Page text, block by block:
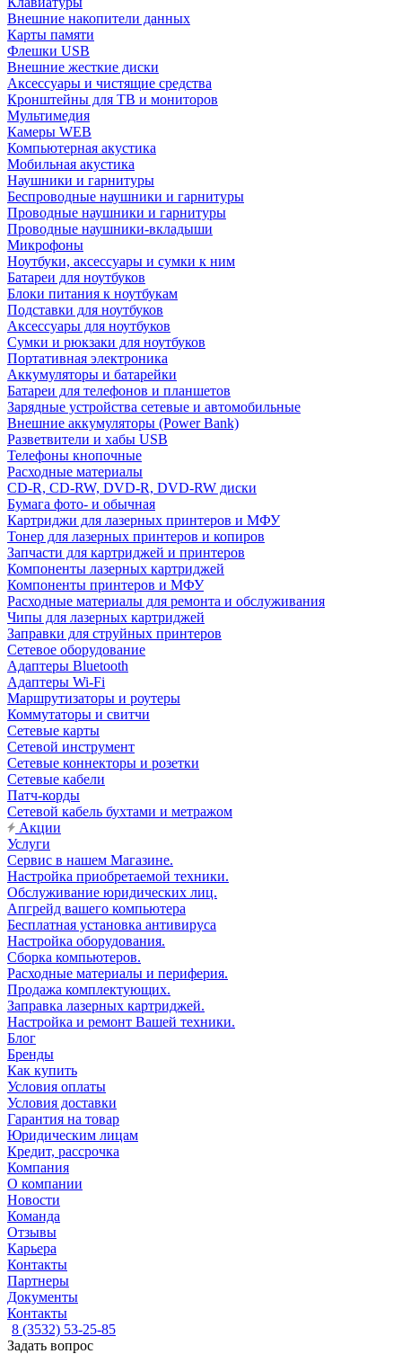
Внешние накопители данных
Карты памяти
Флешки USB
Внешние жесткие диски
Аксессуары и чистящие средства
Кронштейны для ТВ и мониторов
Мультимедия
Камеры WEB
Компьютерная акустика
Мобильная акустика
Наушники и гарнитуры
Беспроводные наушники и гарнитуры
Проводные наушники и гарнитуры
Проводные наушники-вкладыши
Микрофоны
Ноутбуки, аксессуары и сумки к ним
Батареи для ноутбуков
Блоки питания к ноутбукам
Подставки для ноутбуков
Аксессуары для ноутбуков
Сумки и рюкзаки для ноутбуков
Портативная электроника
Аккумуляторы и батарейки
Батареи для телефонов и планшетов
Зарядные устройства сетевые и автомобильные
Внешние аккумуляторы (Power Bank)
Разветвители и хабы USB
Телефоны кнопочные
Расходные материалы
CD-R, CD-RW, DVD-R, DVD-RW диски
Бумага фото- и обычная
Картриджи для лазерных принтеров и МФУ
Тонер для лазерных принтеров и копиров
Запчасти для картриджей и принтеров
Компоненты лазерных картриджей
Компоненты принтеров и МФУ
Расходные материалы для ремонта и обслуживания
Чипы для лазерных картриджей
Заправки для струйных принтеров
Сетевое оборудование
Адаптеры Bluetooth
Адаптеры Wi-Fi
Маршрутизаторы и роутеры
Коммутаторы и свитчи
Сетевые карты
Сетевой инструмент
Сетевые коннекторы и розетки
Сетевые кабели
Патч-корды
Сетевой кабель бухтами и метражом
Акции
Услуги
Сервис в нашем Магазине.
Настройка приобретаемой техники.
Обслуживание юридических лиц.
Апгрейд вашего компьютера
Бесплатная установка антивируса
Настройка оборудования.
Сборка компьютеров.
Расходные материалы и периферия.
Продажа комплектующих.
Заправка лазерных картриджей.
Настройка и ремонт Вашей техники.
Блог
Бренды
Как купить
Условия оплаты
Условия доставки
Гарантия на товар
Юридическим лицам
Кредит, рассрочка
Компания
О компании
Новости
Команда
Отзывы
Карьера
Контакты
Партнеры
Документы
Контакты
8 (3532) 53-25-85
Задать вопрос